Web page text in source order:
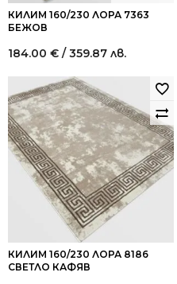
КИЛИМ 160/230 ЛОРА 7363
БЕЖОВ
184.00 € / 359.87 лв.
КИЛИМ 160/230 ЛОРА 8186
СВЕТЛО КАФЯВ